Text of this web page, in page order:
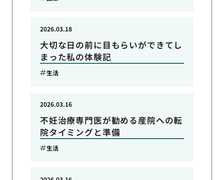
大切な日の前に目もらいができてし
まった私の体験記
2026.03.18
生活
不妊治療専門医が勧める産院への転
院タイミングと準備
2026.03.16
生活